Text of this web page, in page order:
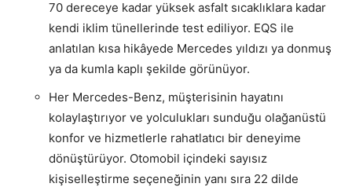
70 dereceye kadar yüksek asfalt sıcaklıklara kadar
kendi iklim tünellerinde test ediliyor. EQS ile
anlatılan kısa hikâyede Mercedes yıldızı ya donmuş
ya da kumla kaplı şekilde görünüyor.
Her Mercedes-Benz, müşterisinin hayatını
kolaylaştırıyor ve yolculukları sunduğu olağanüstü
konfor ve hizmetlerle rahatlatıcı bir deneyime
dönüştürüyor. Otomobil içindeki sayısız
kişiselleştirme seçeneğinin yanı sıra 22 dilde